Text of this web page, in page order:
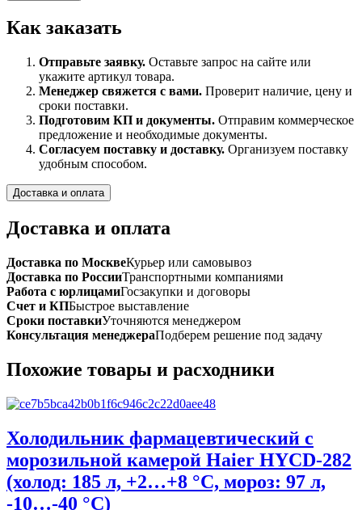
Как заказать
Отправьте заявку. Оставьте запрос на сайте или
укажите артикул товара.
Менеджер свяжется с вами. Проверит наличие, цену и
сроки поставки.
Подготовим КП и документы. Отправим коммерческое
предложение и необходимые документы.
Согласуем поставку и доставку. Организуем поставку
удобным способом.
Доставка и оплата
Доставка и оплата
Доставка по МосквеКурьер или самовывоз
Доставка по РоссииТранспортными компаниями
Работа с юрлицамиГосзакупки и договоры
Счет и КПБыстрое выставление
Сроки поставкиУточняются менеджером
Консультация менеджераПодберем решение под задачу
Похожие товары и расходники
Холодильник фармацевтический с
морозильной камерой Haier HYCD-282
(холод: 185 л, +2…+8 °C, мороз: 97 л,
-10…-40 °C)